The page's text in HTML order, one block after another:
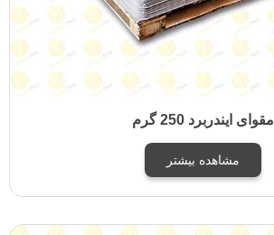
مقوای ایندربرد 250 گرم
مشاهده بیشتر